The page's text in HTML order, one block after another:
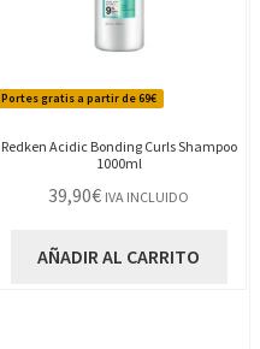
Portes gratis a partir de 69€
Redken Acidic Bonding Curls Shampoo
1000ml
39,90€ IVA INCLUIDO
AÑADIR AL CARRITO